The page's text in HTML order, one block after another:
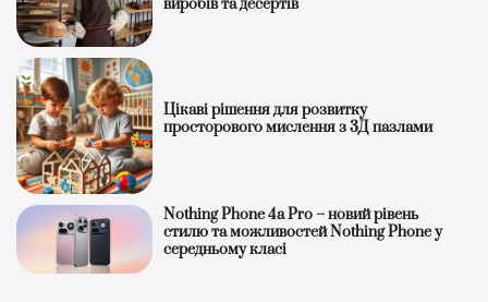
виробів та десертів
Цікаві рішення для розвитку
просторового мислення з 3Д пазлами
Nothing Phone 4a Pro – новий рівень
стилю та можливостей Nothing Phone у
середньому класі